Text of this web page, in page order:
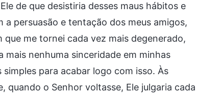
de que desistiria desses maus hábitos e
a persuasão e tentação dos meus amigos,
me tornei cada vez mais degenerado,
mais nenhuma sinceridade em minhas
para acabar logo com isso. Às
quando o Senhor voltasse, Ele julgaria cada